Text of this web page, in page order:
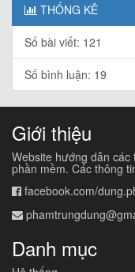
THỐNG KÊ
Số bài viết: 121
Số bình luận: 19
Giới thiệu
Website hướng dẫn
phần mềm. Các thông
facebook.com/
Danh mục